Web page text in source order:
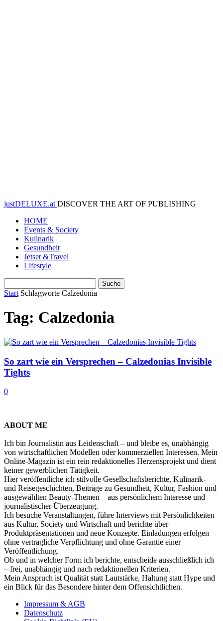
justDELUXE.at DISCOVER THE ART OF PUBLISHING
HOME
Events & Society
Kulinarik
Gesundheit
Jetset &Travel
Lifestyle
Start Schlagworte Calzedonia
Tag: Calzedonia
So zart wie ein Versprechen – Calzedonias Invisible
Tights
0
ABOUT ME
Ich bin Journalistin aus Leidenschaft – und bleibe es, unabhängig
von wirtschaftlichen Modellen oder kommerziellen Interessen. Mein
Online-Magazin ist ein rein redaktionelles Herzensprojekt und dient
keiner gewerblichen Tätigkeit.
Hier veröffentliche ich stilvolle Gesellschaftsberichte, Kulinarik-
und Reisegeschichten, Beiträge zu Gesundheit, Kultur, Fashion und
ausgewählten Beauty-Themen – aus persönlichem Interesse und
journalistischer Überzeugung.
Ich besuche Veranstaltungen, führe Interviews mit Persönlichkeiten
aus Kultur, Society und Wirtschaft und berichte über
Produktpräsentationen und neue Konzepte. Einladungen erfolgen
ohne vertragliche Verpflichtung und ohne Garantie einer
Veröffentlichung.
Ob und in welcher Form ich berichte, entscheide ausschließlich ich
– frei, unabhängig und nach redaktionellen Kriterien.
Mein Anspruch ist Qualität statt Lautstärke, Haltung statt Hype und
ein Blick für das Besondere hinter dem Offensichtlichen.
Impressum & AGB
Datenschutz